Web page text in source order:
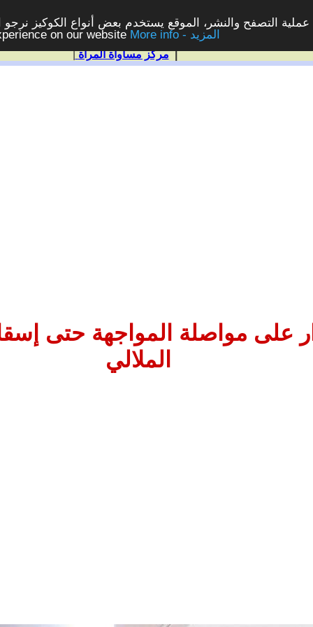
التصفح والنشر، الموقع يستخدم بعض أنواع الكوكيز
on our website
More info - المزيد
| مركز مساواة المرأة|
على مواصلة المواجهة حتى
الملالي